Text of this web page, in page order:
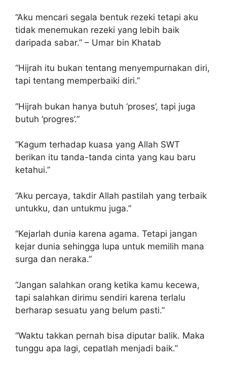
“Aku mencari segala bentuk rezeki tetapi aku
tidak menemukan rezeki yang lebih baik
daripada sabar.” – Umar bin Khatab
“Hijrah itu bukan tentang menyempurnakan diri,
tapi tentang memperbaiki diri.”
“Hijrah bukan hanya butuh ‘proses’, tapi juga
butuh ‘progres’.”
“Kagum terhadap kuasa yang Allah SWT
berikan itu tanda-tanda cinta yang kau baru
ketahui.”
“Aku percaya, takdir Allah pastilah yang terbaik
untukku, dan untukmu juga.”
“Kejarlah dunia karena agama. Tetapi jangan
kejar dunia sehingga lupa untuk memilih mana
surga dan neraka.”
“Jangan salahkan orang ketika kamu kecewa,
tapi salahkan dirimu sendiri karena terlalu
berharap sesuatu yang belum pasti.”
“Waktu takkan pernah bisa diputar balik. Maka
tunggu apa lagi, cepatlah menjadi baik.”